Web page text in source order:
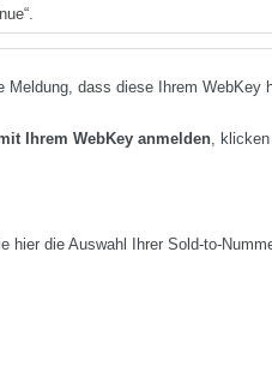
Meldung, dass diese Ihrem WebKey
Ihrem WebKey anmelden ,
hier die Auswahl Ihrer Sold-to-